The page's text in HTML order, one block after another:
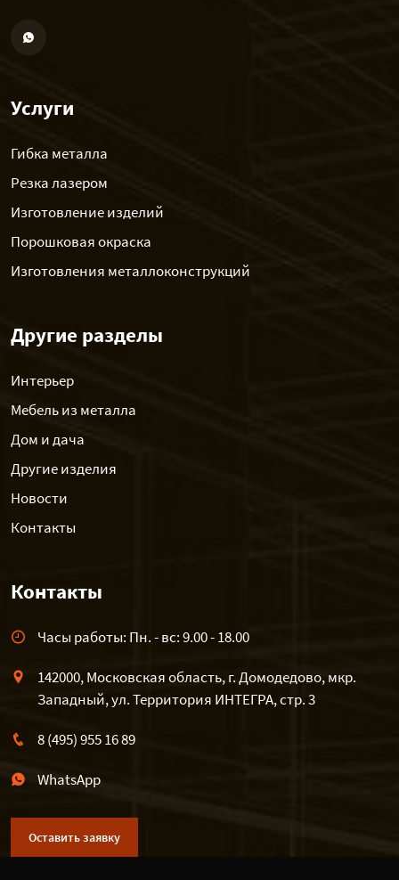
Услуги
Гибка металла
Резка лазером
Изготовление изделий
Порошковая окраска
Изготовления металлоконструкций
Другие разделы
Интерьер
Мебель из металла
Дом и дача
Другие изделия
Новости
Контакты
Контакты
Часы работы: Пн. - вс: 9.00 - 18.00
142000, Московская область, г. Домодедово, мкр.
Западный, ул. Территория ИНТЕГРА, стр. 3
8 (495) 955 16 89
WhatsApp
Оставить заявку